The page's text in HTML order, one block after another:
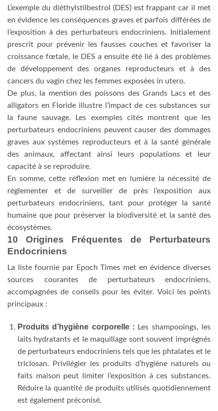
L’exemple du diéthylstilbestrol (DES) est frappant car il met
en évidence les conséquences graves et parfois différées de
l’exposition à des perturbateurs endocriniens. Initialement
prescrit pour prévenir les fausses couches et favoriser la
croissance fœtale, le DES a ensuite été lié à des problèmes
de développement des organes reproducteurs et à des
cancers du vagin chez les femmes exposées in utero.
De plus, la mention des poissons des Grands Lacs et des
alligators en Floride illustre l’impact de ces substances sur
la faune sauvage. Les exemples cités montrent que les
perturbateurs endocriniens peuvent causer des dommages
graves aux systèmes reproducteurs et à la santé générale
des animaux, affectant ainsi leurs populations et leur
capacité à se reproduire.
En somme, cette réflexion met en lumière la nécessité de
réglementer et de surveiller de près l’exposition aux
perturbateurs endocriniens, tant pour protéger la santé
humaine que pour préserver la biodiversité et la santé des
écosystèmes.
10 Origines Fréquentes de Perturbateurs
Endocriniens
La liste fournie par Epoch Times met en évidence diverses
sources courantes de perturbateurs endocriniens,
accompagnées de conseils pour les éviter. Voici les points
principaux :
Produits d’hygiène corporelle : Les shampooings, les
laits hydratants et le maquillage sont souvent imprégnés
de perturbateurs endocriniens tels que les phtalates et le
triclosan. Privilégier les produits d’hygiène naturels ou
faits maison peut limiter l’exposition à ces substances.
Réduire la quantité de produits utilisés quotidiennement
est également préconisé.